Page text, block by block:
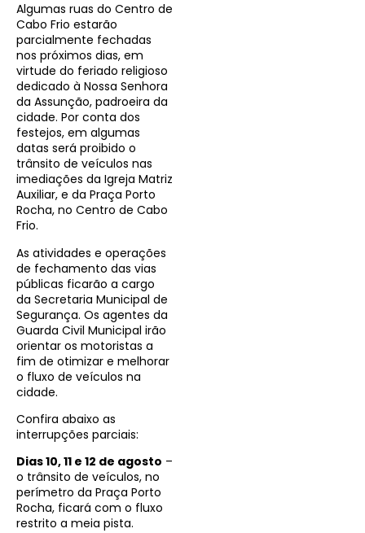
Algumas ruas do Centro de
Cabo Frio estarão
parcialmente fechadas
nos próximos dias, em
virtude do feriado religioso
dedicado à Nossa Senhora
da Assunção, padroeira da
cidade. Por conta dos
festejos, em algumas
datas será proibido o
trânsito de veículos nas
imediações da Igreja Matriz
Auxiliar, e da Praça Porto
Rocha, no Centro de Cabo
Frio.
As atividades e operações
de fechamento das vias
públicas ficarão a cargo
da Secretaria Municipal de
Segurança. Os agentes da
Guarda Civil Municipal irão
orientar os motoristas a
fim de otimizar e melhorar
o fluxo de veículos na
cidade.
Confira abaixo as
interrupções parciais:
Dias 10, 11 e 12 de agosto –
o trânsito de veículos, no
perímetro da Praça Porto
Rocha, ficará com o fluxo
restrito a meia pista.